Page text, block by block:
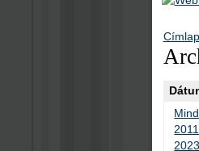
Címlap
2011
2023